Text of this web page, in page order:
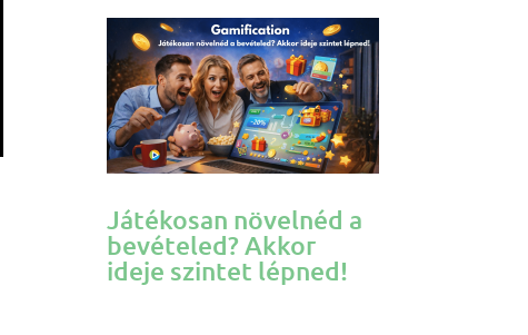
Játékosan növelnéd a
bevételed? Akkor
ideje szintet lépned!